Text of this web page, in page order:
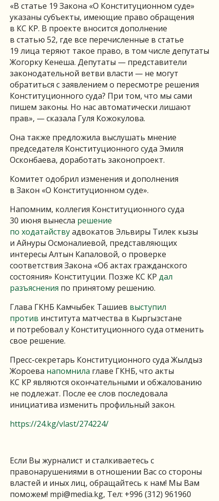
«В статье 19 Закона «О Конституционном суде»
указаны субъекты, имеющие право обращения
в КС КР. В проекте вносится дополнение
в статью 52, где все перечисленные в статье
19 лица теряют такое право, в том числе депутаты
Жогорку Кенеша. Депутаты — представители
законодательной ветви власти — не могут
обратиться с заявлением о пересмотре решения
Конституционного суда? При том, что мы сами
пишем законы. Но нас автоматически лишают
прав», — сказала Гуля Кожокулова.
Она также предложила выслушать мнение
председателя Конституционного суда Эмиля
Осконбаева, доработать законопроект.
Комитет одобрил изменения и дополнения
в Закон «О Конституционном суде».
Напомним, коллегия Конституционного суда
30 июня вынесла решение
по ходатайствуадвокатов Эльвиры Тилек кызы
и Айнуры Осмоналиевой, представляющих
интересы Алтын Капаловой, о проверке
соответствия Закона «Об актах гражданского
состояния» Конституции. Позже КС КР дал
разъяснения по принятому решению.
Глава ГКНБ Камчыбек Ташиев выступил
против института матчества в Кыргызстане
и потребовал у Конституционного суда отменить
свое решение.
Пресс-секретарь Конституционного суда Жылдыз
Жороева напомнила главе ГКНБ, что акты
КС КР являются окончательными и обжалованию
не подлежат. После ее слов последовала
инициатива изменить профильный закон.
https://24.kg/vlast/274224/
Если Вы журналист и сталкиваетесь с
правонарушениями в отношении Вас со стороны
властей и иных лиц, обращайтесь к нам! Мы Вам
поможем! mpi@media.kg, Тел: +996 (312) 961960